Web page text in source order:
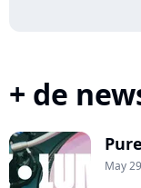
+ de
May